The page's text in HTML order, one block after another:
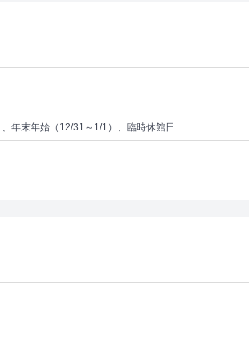
年末年始（12/31～1/1）、臨時休館日